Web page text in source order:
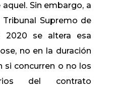
Sin embargo, a
Supremo de
2020 se altera esa
no en la duración
si concurren o no los
del contrato